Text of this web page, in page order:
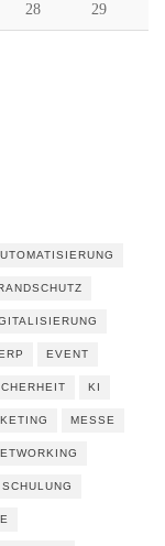
28 29
ERP EVENT
KI
MESSE
SCHULUNG